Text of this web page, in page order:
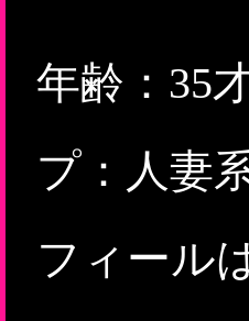
年齢：35
プ：人妻
フィール